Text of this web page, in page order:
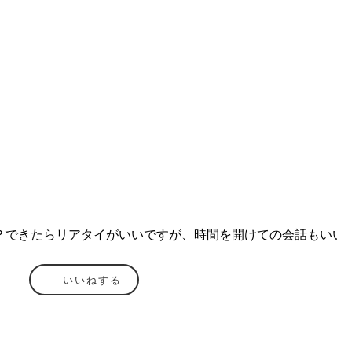
きたらリアタイがいいですが、時間を開けての会話もい
いいねする